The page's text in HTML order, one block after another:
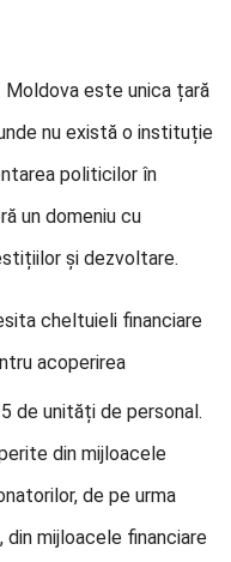
este unica țară
nu există o instituție
politicilor în
un domeniu cu
și dezvoltare.
cheltuieli financiare
acoperirea
de unități de personal.
din mijloacele
de pe urma
mijloacele financiare